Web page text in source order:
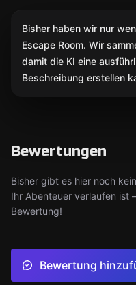
Bisher haben wir nur
Escape Room. Wir
damit die KI eine
Beschreibung erstellen
Bewertungen
Bisher gibt es hier noch
Ihr Abenteuer verlaufen ist
Bewertung!
Bewertung